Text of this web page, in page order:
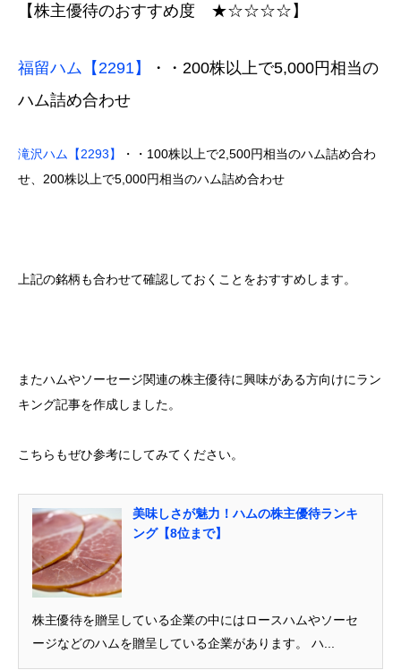
【株主優待のおすすめ度 ★☆☆☆☆】
福留ハム【2291】
・・200株以上で5,000円相当の
ハム詰め合わせ
滝沢ハム【2293】
・・100株以上で2,500円相当のハム詰め合わ
せ、200株以上で5,000円相当のハム詰め合わせ
上記の銘柄も合わせて確認しておくことをおすすめします。
またハムやソーセージ関連の株主優待に興味がある方向けにラン
キング記事を作成しました。
こちらもぜひ参考にしてみてください。
美味しさが魅力！ハムの株主優待ランキ
ング【8位まで】
株主優待を贈呈している企業の中にはロースハムやソーセ
ージなどのハムを贈呈している企業があります。 ハ...